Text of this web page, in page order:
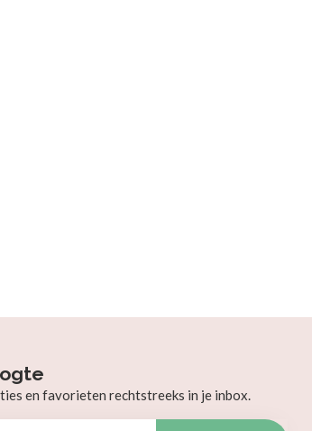
en favorieten rechtstreeks in je inbox.